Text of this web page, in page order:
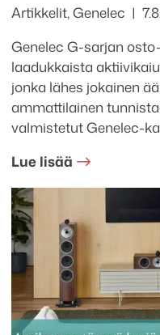
Kategoriat
Artikkelit,Genelec
Genelec G-sarjan
laadukkaista
jonka lähes jokainen
ammattilainen
valmistetut Genelec-
Lue lisää